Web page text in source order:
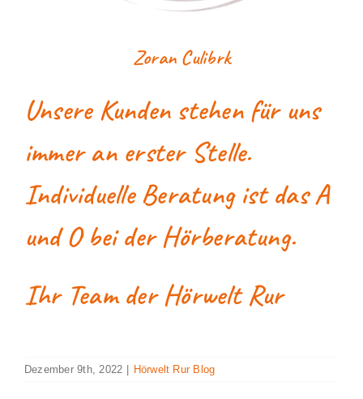
Zoran Culibrk
Unsere Kunden stehen für uns
immer an erster Stelle.
Individuelle Beratung ist das A
und O bei der Hörberatung.
Ihr Team der Hörwelt Rur
Dezember 9th, 2022 Hörwelt Rur Blog